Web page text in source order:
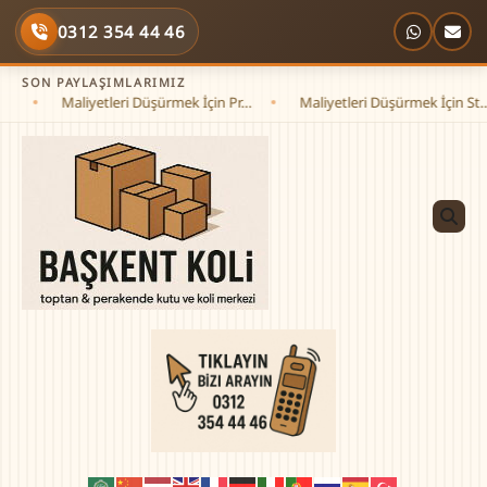
Skip
content
0312 354 44 46
SON PAYLAŞIMLARIMIZ
Maliyetleri Düşürmek İçin Pr… Maliyetleri Düşürmek İçin St…